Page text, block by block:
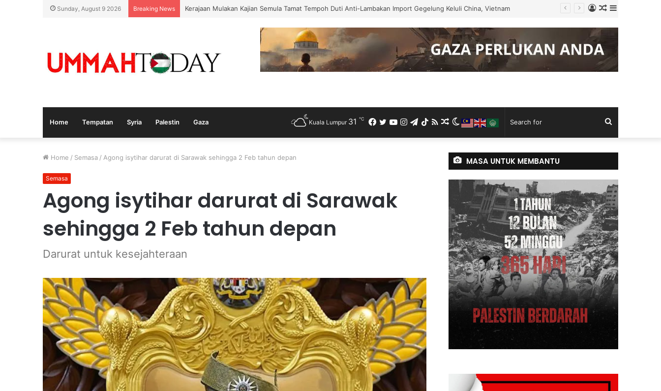
Sunday, August 9 2026 Breaking News Nurul Izzah Bercuti Sementara Jawatan Timbalan Presiden PKR, Saifuddin Pemangku Tugas
Random
Article
Log
In
Home Tempatan Syria Palestin Gaza
for
Switch
skin
Random
Article
RSS
TikTok
Telegram
Instagram
YouTube
Twitter
Facebook
Kuala Lumpur 31 ℃
Home / Semasa / Agong isytihar darurat di Sarawak sehingga 2 Feb tahun depan
Semasa
Agong isytihar darurat di Sarawak
sehingga 2 Feb tahun depan
Darurat untuk kesejahteraan
MASA UNTUK MEMBANTU